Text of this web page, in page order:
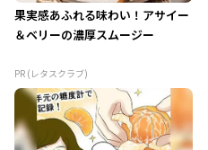
果実感あふれる味わい！アサイー
＆ベリーの濃厚スムージー
PR (レタスクラブ)